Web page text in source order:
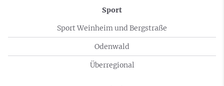
Sport
Sport Weinheim und Bergstraße
Odenwald
Überregional